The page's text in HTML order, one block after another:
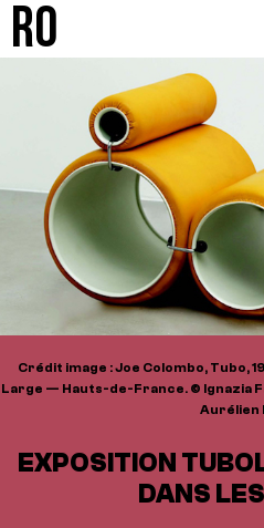
R0
Crédit image : Joe Colombo, Tubo,
Large — Hauts-de-France. © Ignazia
Aurélien
EXPOSITION
DANS